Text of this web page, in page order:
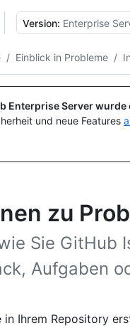
Version: Enterprise
/ Einblick in Probleme /
Enterprise Server wurde
und neue Features
zu
Sie GitHub
Aufgaben
in Ihrem Repository